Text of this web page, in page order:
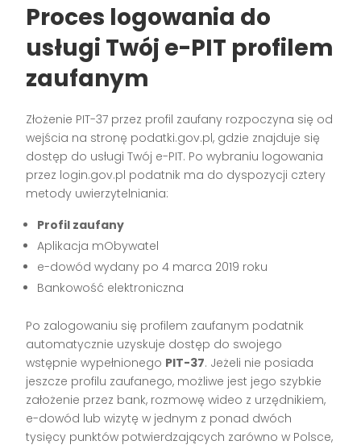
Proces logowania do
usługi Twój e-PIT profilem
zaufanym
Złożenie PIT-37 przez profil zaufany rozpoczyna się od
wejścia na stronę podatki.gov.pl, gdzie znajduje się
dostęp do usługi Twój e-PIT. Po wybraniu logowania
przez login.gov.pl podatnik ma do dyspozycji cztery
metody uwierzytelniania:
Profil zaufany
Aplikacja mObywatel
e-dowód wydany po 4 marca 2019 roku
Bankowość elektroniczna
Po zalogowaniu się profilem zaufanym podatnik
automatycznie uzyskuje dostęp do swojego
wstępnie wypełnionego PIT-37. Jeżeli nie posiada
jeszcze profilu zaufanego, możliwe jest jego szybkie
założenie przez bank, rozmowę wideo z urzędnikiem,
e-dowód lub wizytę w jednym z ponad dwóch
tysięcy punktów potwierdzających zarówno w Polsce,